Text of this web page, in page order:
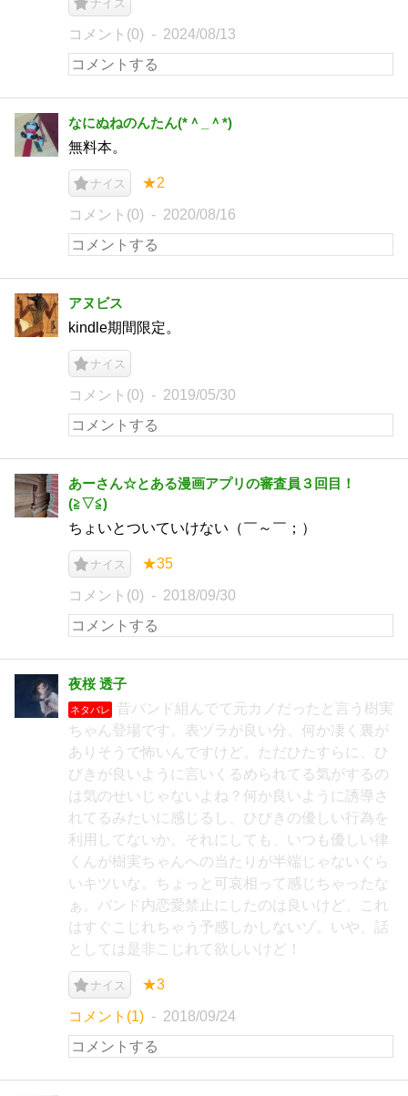
ナイス
コメント(0) 2024/08/13
なにぬねのんたん(*＾_＾*)
無料本。
ナイス ★2
コメント(0) 2020/08/16
アヌビス
kindle期間限定。
ナイス
コメント(0) 2019/05/30
あーさん☆とある漫画アプリの審査員３回目！
(⁠≧⁠▽⁠≦⁠)
ちょいとついていけない（￣～￣；）
ナイス ★35
コメント(0) 2018/09/30
夜桜 透子
ネタバレ
昔バンド組んでて元カノだったと言う樹実
ちゃん登場です。表ヅラが良い分、何か凄く裏が
ありそうで怖いんですけど。ただひたすらに、ひ
びきが良いように言いくるめられてる気がするの
は気のせいじゃないよね？何か良いように誘導さ
れてるみたいに感じるし、ひびきの優しい行為を
利用してないか。それにしても、いつも優しい律
くんが樹実ちゃんへの当たりが半端じゃないぐら
いキツいな。ちょっと可哀相って感じちゃったな
ぁ。バンド内恋愛禁止にしたのは良いけど、これ
はすぐこじれちゃう予感しかしないゾ。いや、話
としては是非こじれて欲しいけど！
ナイス ★3
コメント(1) 2018/09/24